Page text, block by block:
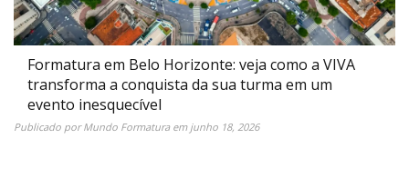
Formatura em Belo Horizonte: veja como a VIVA
transforma a conquista da sua turma em um
evento inesquecível
Publicado porMundo Formaturaem junho 18, 2026